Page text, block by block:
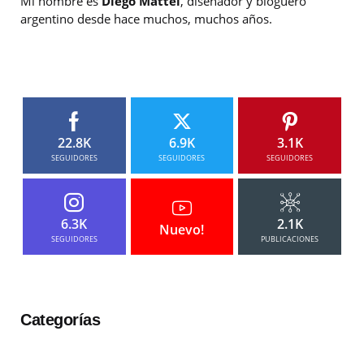
argentino desde hace muchos, muchos años.
22.8K
SEGUIDORES
6.9K
SEGUIDORES
3.1K
SEGUIDORES
6.3K
SEGUIDORES
Nuevo! 2.1K
PUBLICACIONES
Categorías